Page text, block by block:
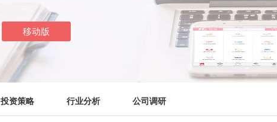
投资策略 行业分析 公司调研